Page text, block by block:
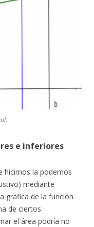
e inferiores
hicimos la podemos
mediante
gráfica de la función
de ciertos
el área podría no